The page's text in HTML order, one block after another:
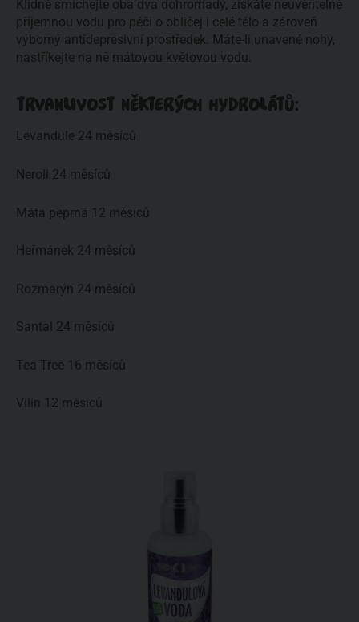
Klidně smíchejte oba dva dohromady, získáte neuvěřitelně
příjemnou vodu pro péči o obličej i celé tělo a zároveň
výborný antidepresivní prostředek. Máte-li unavené nohy,
nastříkejte na ně mátovou květovou vodu
TRVANLIVOST NĚKTERÝCH HYDROLÁTŮ:
Levandule 24 měsíců
Neroli 24 měsíců
Máta peprná 12 měsíců
Heřmánek 24 měsíců
Rozmarýn 24 měsíců
Santal 24 měsíců
Tea Tree 16 měsíců
Vilín 12 měsíců